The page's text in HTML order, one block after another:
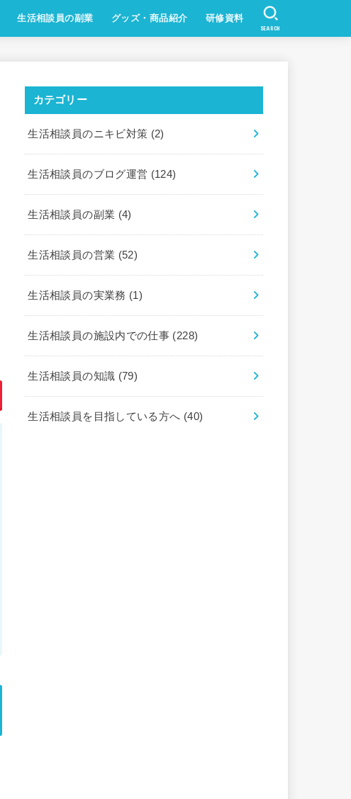
生活相談員の副業 グッズ・商品紹介 研修資料
SEARCH
カテゴリー
生活相談員のニキビ対策 (2)
生活相談員のブログ運営 (124)
生活相談員の副業 (4)
生活相談員の営業 (52)
生活相談員の実業務 (1)
生活相談員の施設内での仕事 (228)
生活相談員の知識 (79)
生活相談員を目指している方へ (40)